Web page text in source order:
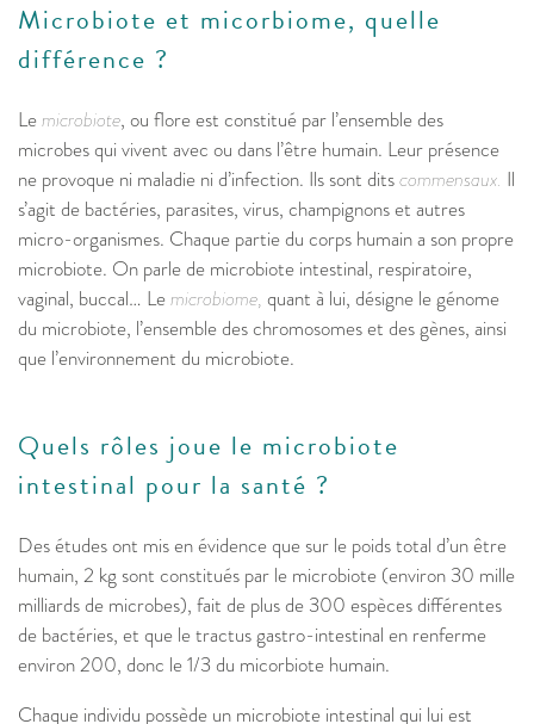
Microbiote et micorbiome, quelle
différence ?
Lemicrobiote, ou flore est constitué par l’ensemble des
microbes qui vivent avec ou dans l’être humain. Leur présence
ne provoque ni maladie ni d’infection. Ils sont ditscommensaux. Il
s’agit de bactéries, parasites, virus, champignons et autres
micro-organismes. Chaque partie du corps humain a son propre
microbiote. On parle de microbiote intestinal, respiratoire,
vaginal, buccal… Lemicrobiome, quant à lui, désigne le génome
du microbiote, l’ensemble des chromosomes et des gènes, ainsi
que l’environnement du microbiote.
Quels rôles joue le microbiote
intestinal pour la santé ?
Des études ont mis en évidence que sur le poids total d’un être
humain, 2 kg sont constitués par le microbiote (environ 30 mille
milliards de microbes), fait de plus de 300 espèces différentes
de bactéries, et que le tractus gastro-intestinal en renferme
environ 200, donc le 1/3 du micorbiote humain.
Chaque individu possède un microbiote intestinal qui lui est